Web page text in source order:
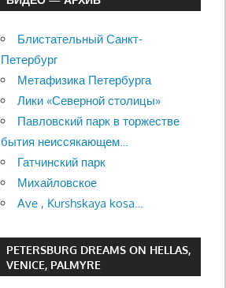
Блистательный Санкт-
Петербург
Метафизика Петербурга
Лики «Северной столицы»
Павловский парк в торжестве
бытия неиссякающем…
Гатчинский парк
Михайловское
Ave , Kurshskaya kosa…
PETERSBURG DREAMS ON HELLAS,
VENICE, PALMYRE